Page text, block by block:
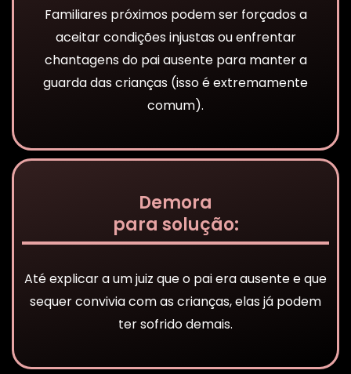
Familiares próximos podem ser forçados a
aceitar condições injustas ou enfrentar
chantagens do pai ausente para manter a
guarda das crianças (isso é extremamente
comum).
Demora
para solução:
Até explicar a um juiz que o pai era ausente e que
sequer convivia com as crianças, elas já podem
ter sofrido demais.